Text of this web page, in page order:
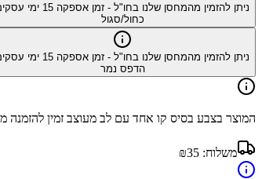
ניתן להזמין מהמחסן שלנו בחו"ל - זמן אספקה 15 ימי
כחול/סגול
ניתן להזמין מהמחסן שלנו בחו"ל - זמן אספקה 15 ימי
הדפס נמר
המוצר בצבע בסיס קו אחד עם לב מעוצב זמין
משלוח: ₪35